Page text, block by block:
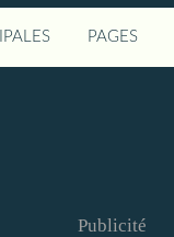
PAGES
Publicité